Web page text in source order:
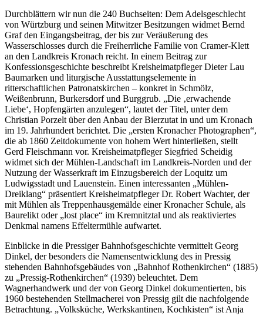
Durchblättern wir nun die 240 Buchseiten: Dem Adelsgeschlecht
von Würtzburg und seinen Mitwitzer Besitzungen widmet Bernd
Graf den Eingangsbeitrag, der bis zur Veräußerung des
Wasserschlosses durch die Freiherrliche Familie von Cramer-Klett
an den Landkreis Kronach reicht. In einem Beitrag zur
Konfessionsgeschichte beschreibt Kreisheimatpfleger Dieter Lau
Baumarken und liturgische Ausstattungselemente in
ritterschaftlichen Patronatskirchen – konkret in Schmölz,
Weißenbrunn, Burkersdorf und Burggrub. „Die ‚erwachende
Liebe‘, Hopfengärten anzulegen“, lautet der Titel, unter dem
Christian Porzelt über den Anbau der Bierzutat in und um Kronach
im 19. Jahrhundert berichtet. Die „ersten Kronacher Photographen“,
die ab 1860 Zeitdokumente von hohem Wert hinterließen, stellt
Gerd Fleischmann vor. Kreisheimatpfleger Siegfried Scheidig
widmet sich der Mühlen-Landschaft im Landkreis-Norden und der
Nutzung der Wasserkraft im Einzugsbereich der Loquitz um
Ludwigsstadt und Lauenstein. Einen interessanten „Mühlen-
Dreiklang“ präsentiert Kreisheimatpfleger Dr. Robert Wachter, der
mit Mühlen als Treppenhausgemälde einer Kronacher Schule, als
Baurelikt oder „lost place“ im Kremnitztal und als reaktiviertes
Denkmal namens Effeltermühle aufwartet.
Einblicke in die Pressiger Bahnhofsgeschichte vermittelt Georg
Dinkel, der besonders die Namensentwicklung des in Pressig
stehenden Bahnhofsgebäudes von „Bahnhof Rothenkirchen“ (1885)
zu „Pressig-Rothenkirchen“ (1939) beleuchtet. Dem
Wagnerhandwerk und der von Georg Dinkel dokumentierten, bis
1960 bestehenden Stellmacherei von Pressig gilt die nachfolgende
Betrachtung. „Volksküche, Werkskantinen, Kochkisten“ ist Anja